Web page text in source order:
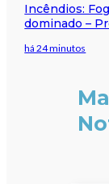
Incêndios:
dominado –
há 24 minutos